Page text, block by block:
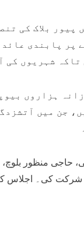
بلاک کی
پر پابندی
شہریوں کی
ہزاروں
جن میں
منظور
شرکت کی۔ اجلاس